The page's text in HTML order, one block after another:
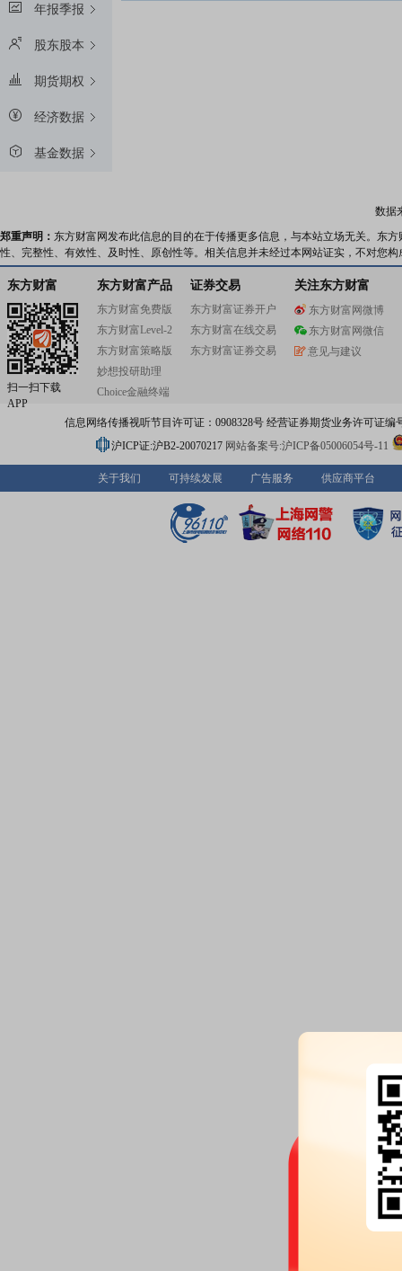
年报季报
股东股本
期货期权
经济数据
基金数据
数据
郑重声明： 东方财富网发布此信息的目的在于传播更多信息，与本站立场无关。东
性、完整性、有效性、及时性、原创性等。相关信息并未经过本网站证实，不对您
东方财富
扫一扫下载
APP
东方财富产品
东方财富免费版
东方财富Level-2
东方财富策略版
妙想投研助理
Choice金融终端
证券交易
东方财富证券开户
东方财富在线交易
东方财富证券交易
关注东方财富
东方财富网微博
东方财富网微信
意见与建议
信息网络传播视听节目许可证：0908328号 经营证券期货业务许可证编
沪ICP证:沪B2-20070217 网站备案号:沪ICP备05006054号-11
关于我们 可持续发展 广告服务 供应商平台